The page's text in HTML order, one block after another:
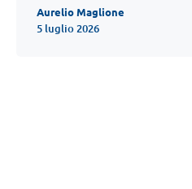
Aurelio Maglione
5 luglio 2026